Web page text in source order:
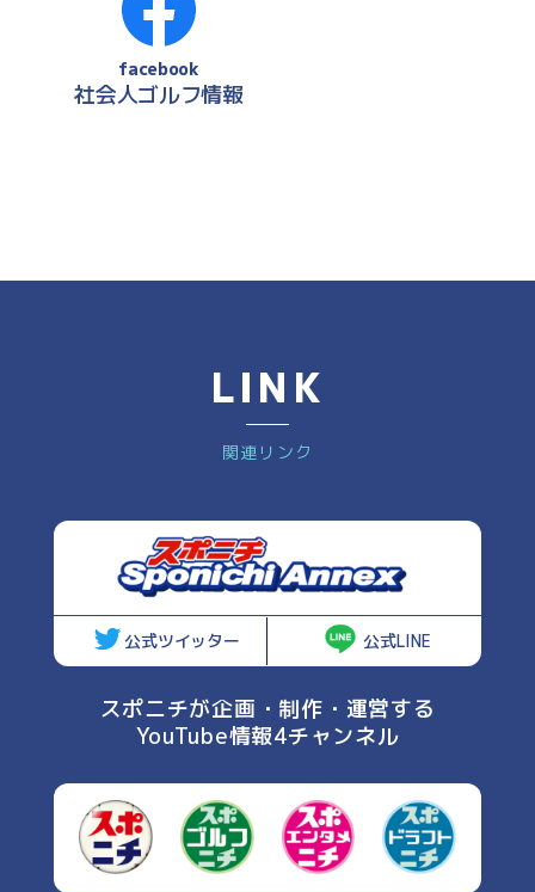
facebook
社会人ゴルフ情報
LINK
関連リンク
公式ツイッター 公式LINE
スポニチが企画・制作・運営する
YouTube情報4チャンネル